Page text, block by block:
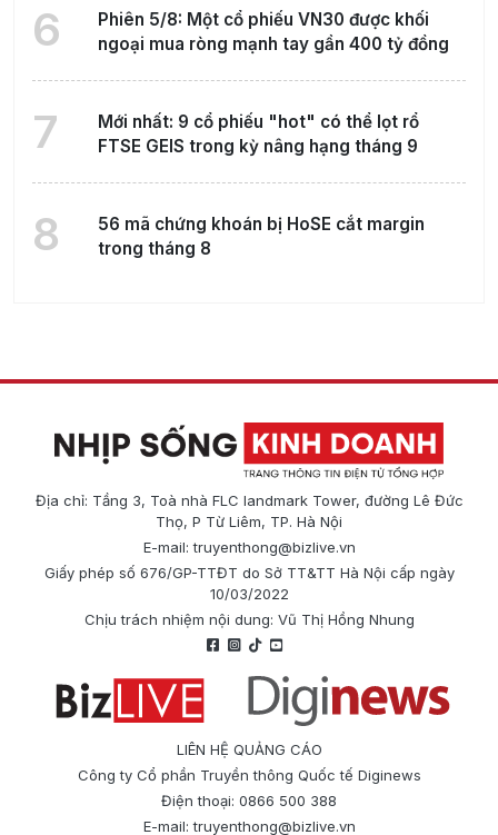
6
Phiên 5/8: Một cổ phiếu VN30 được khối
ngoại mua ròng mạnh tay gần 400 tỷ đồng
7
Mới nhất: 9 cổ phiếu "hot" có thể lọt rổ
FTSE GEIS trong kỳ nâng hạng tháng 9
8
56 mã chứng khoán bị HoSE cắt margin
trong tháng 8
Địa chỉ: Tầng 3, Toà nhà FLC landmark Tower, đường Lê Đức
Thọ, P Từ Liêm, TP. Hà Nội
E-mail:truyenthong@bizlive.vn
Giấy phép số 676/GP-TTĐT do Sở TT&TT Hà Nội cấp ngày
10/03/2022
Chịu trách nhiệm nội dung: Vũ Thị Hồng Nhung
LIÊN HỆ QUẢNG CÁO
Công ty Cổ phần Truyền thông Quốc tế Diginews
Điện thoại: 0866 500 388
E-mail:truyenthong@bizlive.vn